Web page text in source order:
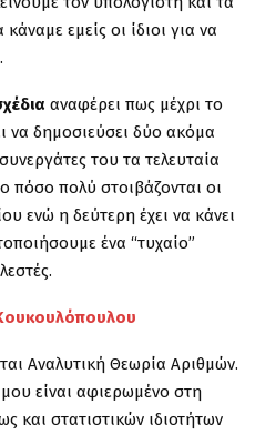
εμείς οι ίδιοι για να
αναφέρει πως μέχρι το
να δημοσιεύσει δύο ακόμα
του τα τελευταία
πόσο πολύ στοιβάζονται οι
ενώ η δεύτερη έχει να κάνει
ένα “τυχαίο”
Αναλυτική Θεωρία Αριθμών.
είναι αφιερωμένο στη
και στατιστικών ιδιοτήτων